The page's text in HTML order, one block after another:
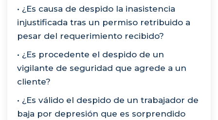
• ¿Es causa de despido la inasistencia
injustificada tras un permiso retribuido a
pesar del requerimiento recibido?
• ¿Es procedente el despido de un
vigilante de seguridad que agrede a un
cliente?
• ¿Es válido el despido de un trabajador de
baja por depresión que es sorprendido